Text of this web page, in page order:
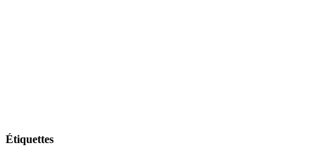
Étiquettes